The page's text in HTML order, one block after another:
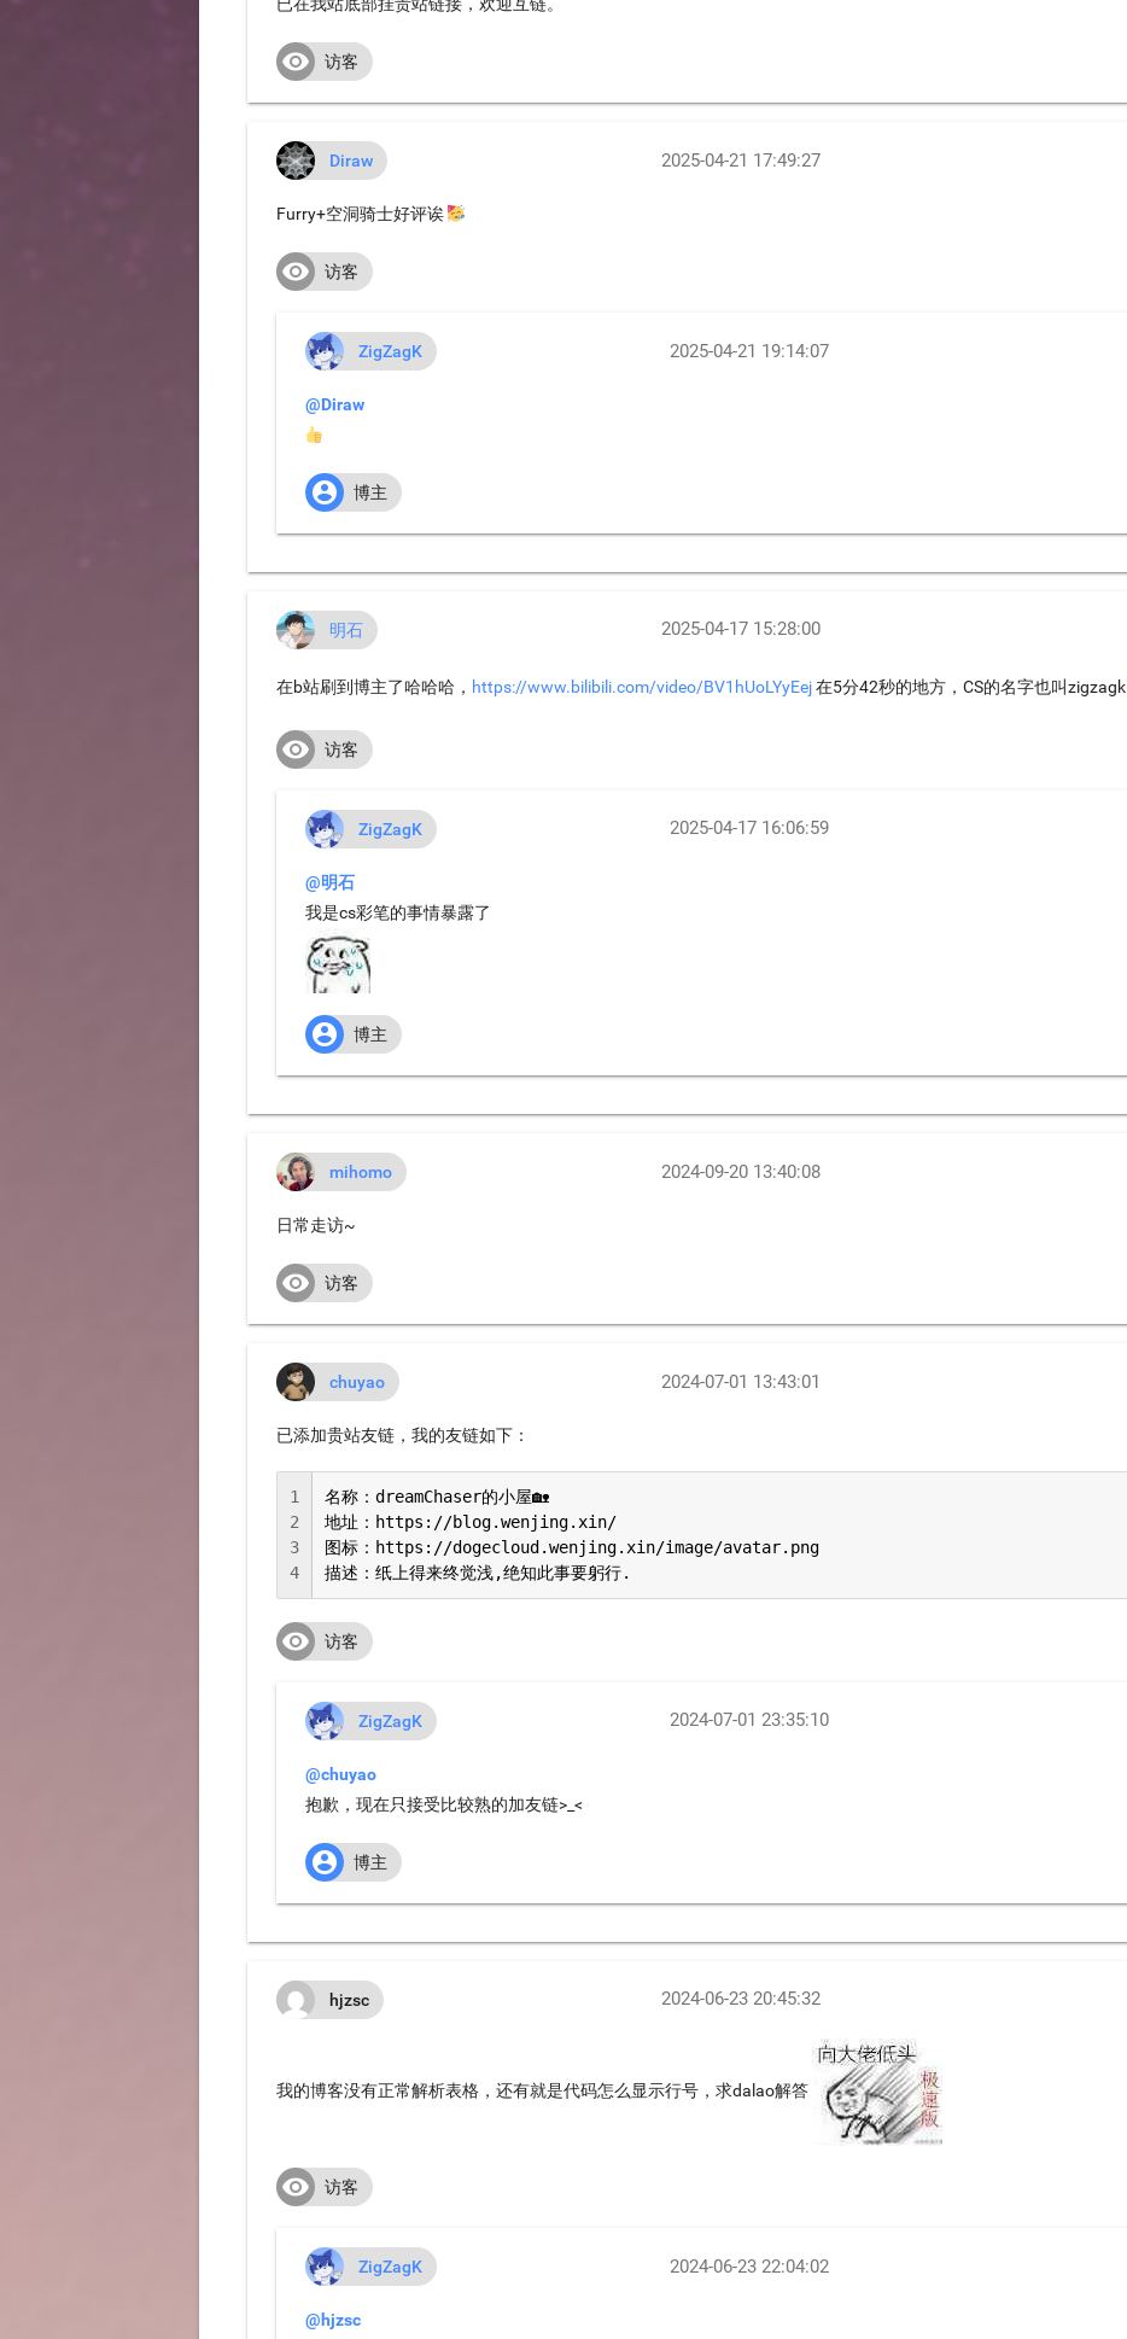
已在我站底部挂贵站链接，欢迎互链。
 访客
Diraw 2025-04-21 17:49:27
Furry+空洞骑士好评诶 🥳
 访客
ZigZagK 2025-04-21 19:14:07
@Diraw
👍
 博主
明石 2025-04-17 15:28:00
在b站刷到博主了哈哈哈， https://www.bilibili.com/video/BV1hUoLYyEej在5分42秒的地方，CS的名字也叫zigzagk
 访客
ZigZagK 2025-04-17 16:06:59
@明石
我是cs彩笔的事情暴露了
 博主
mihomo 2024-09-20 13:40:08
日常走访~
 访客
chuyao 2024-07-01 13:43:01
已添加贵站友链，我的友链如下：
1
2
3
4
名称：dreamChaser的小屋🏡
地址：https://blog.wenjing.xin/
图标：https://dogecloud.wenjing.xin/image/avatar.png
描述：纸上得来终觉浅,绝知此事要躬行.
 访客
ZigZagK 2024-07-01 23:35:10
@chuyao
抱歉，现在只接受比较熟的加友链>_<
 博主
hjzsc 2024-06-23 20:45:32
我的博客没有正常解析表格，还有就是代码怎么显示行号，求dalao解答
 访客
ZigZagK 2024-06-23 22:04:02
@hjzsc